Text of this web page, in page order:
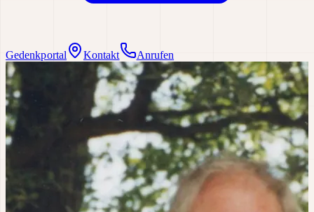
Gedenkportal Kontakt Anrufen